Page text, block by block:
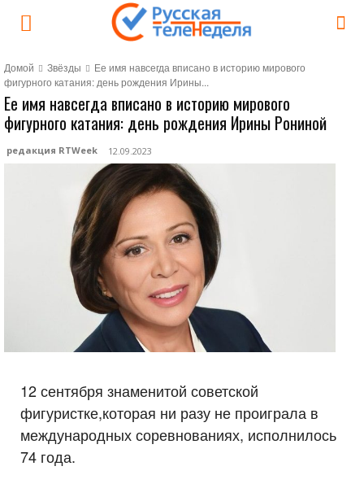
Домой Звёзды
Ее имя навсегда вписано в историю мирового
фигурного катания: день рождения Ирины...
Ее имя навсегда вписано в историю мирового
фигурного катания: день рождения Ирины Рониной
редакция RTWeek 12.09.2023
12 сентября знаменитой советской
фигуристке,которая ни разу не проиграла в
международных соревнованиях, исполнилось
74 года.